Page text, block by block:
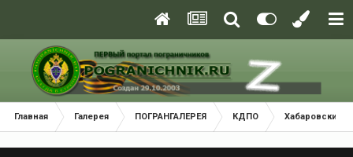
Главная Галерея ПОГРАНГАЛЕРЕЯ КДПО Хабаровский